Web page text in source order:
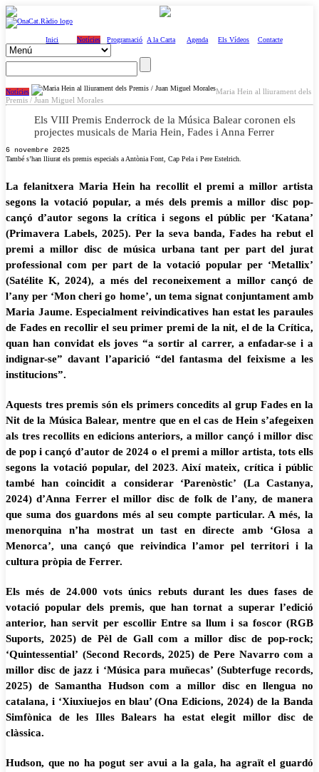
Inici Notícies Programació A la Carta Agenda Els Vídeos Contacte
Notícies
Maria Hein al lliurament dels
Premis / Juan Miguel Morales
Els VIII Premis Enderrock de la Música Balear coronen els
projectes musicals de Maria Hein, Fades i Anna Ferrer
6 novembre 2025
També s’han lliurat els premis especials a Antònia Font, Cap Pela i Pere Estelrich.
La felanitxera Maria Hein ha recollit el premi a millor artista
segons la votació popular, a més dels premis a millor disc pop-
cançó d’autor segons la crítica i segons el públic per ‘Katana’
(Primavera Labels, 2025). Per la seva banda, Fades ha rebut el
premi a millor disc de música urbana tant per part del jurat
professional com per part de la votació popular per ‘Metallix’
(Satélite K, 2024), a més del reconeixement a millor cançó de
l’any per ‘Mon cheri go home’, un tema signat conjuntament amb
Maria Jaume. Especialment reivindicatives han estat les paraules
de Fades en recollir el seu primer premi de la nit, el de la Crítica,
quan han convidat els joves “a sortir al carrer, a enfadar-se i a
indignar-se” davant l’aparició “del fantasma del feixisme a les
institucions”.
Aquests tres premis són els primers concedits al grup Fades en la
Nit de la Música Balear, mentre que en el cas de Hein s’afegeixen
als tres recollits en edicions anteriors, a millor cançó i millor disc
de pop i cançó d’autor de 2024 o el premi a millor artista, tots ells
segons la votació popular, del 2023. Així mateix, crítica i públic
també han coincidit a considerar ‘Parenòstic’ (La Castanya,
2024) d’Anna Ferrer el millor disc de folk de l’any, de manera
que suma dos guardons més al seu compte particular. A més, la
menorquina n’ha mostrat un tast en directe amb ‘Glosa a
Menorca’, una cançó que reivindica l’amor pel territori i la
cultura pròpia de Ferrer.
Els més de 24.000 vots únics rebuts durant les dues fases de
votació popular dels premis, que han tornat a superar l’edició
anterior, han servit per escollir Entre sa llum i sa foscor (RGB
Suports, 2025) de Pèl de Gall com a millor disc de pop-rock;
‘Quintessential’ (Second Records, 2025) de Pere Navarro com a
millor disc de jazz i ‘Música para muñecas’ (Subterfuge records,
2025) de Samantha Hudson com a millor disc en llengua no
catalana, i ‘Xiuxiuejos en blau’ (Ona Edicions, 2024) de la Banda
Simfònica de les Illes Balears ha estat elegit millor disc de
clàssica.
Hudson, que no ha pogut ser avui a la gala, ha agraït el guardó